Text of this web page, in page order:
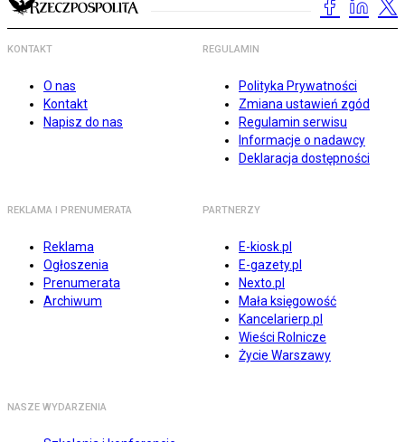
KONTAKT
O nas
Kontakt
Napisz do nas
REGULAMIN
Polityka Prywatności
Zmiana ustawień zgód
Regulamin serwisu
Informacje o nadawcy
Deklaracja dostępności
REKLAMA I PRENUMERATA
Reklama
Ogłoszenia
Prenumerata
Archiwum
PARTNERZY
E-kiosk.pl
E-gazety.pl
Nexto.pl
Mała księgowość
Kancelarierp.pl
Wieści Rolnicze
Życie Warszawy
NASZE WYDARZENIA